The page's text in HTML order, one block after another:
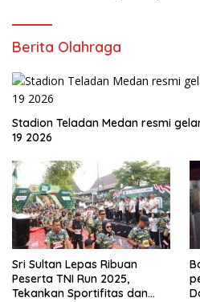
Berita Olahraga
Stadion Teladan Medan resmi
19 2026
Sri Sultan Lepas Ribuan
Peserta TNI Run 2025,
Tekankan Sportifitas dan